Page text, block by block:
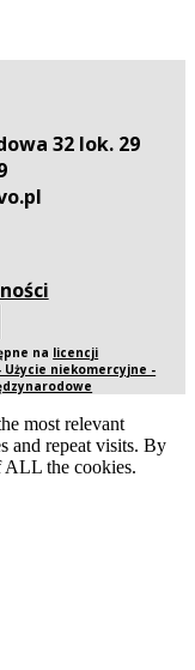
32 lok. 29
na licencji
niekomercyjne -
most relevant
and repeat visits. By
ALL the cookies.